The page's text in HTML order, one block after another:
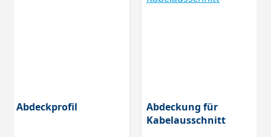
Abdeckprofil
Abdeckung für
Kabelausschnitt